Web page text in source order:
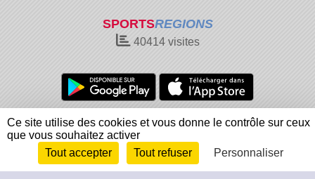
SPORTSREGIONS
40414visites
Charte cookies
Gestion des cookies
Informations légales
Signaler un contenu inapproprié
Envie de participer ?
Connexion
Ce site utilise des cookies et vous donne le contrôle sur ceux
que vous souhaitez activer
Tout accepter
Tout refuser Personnaliser